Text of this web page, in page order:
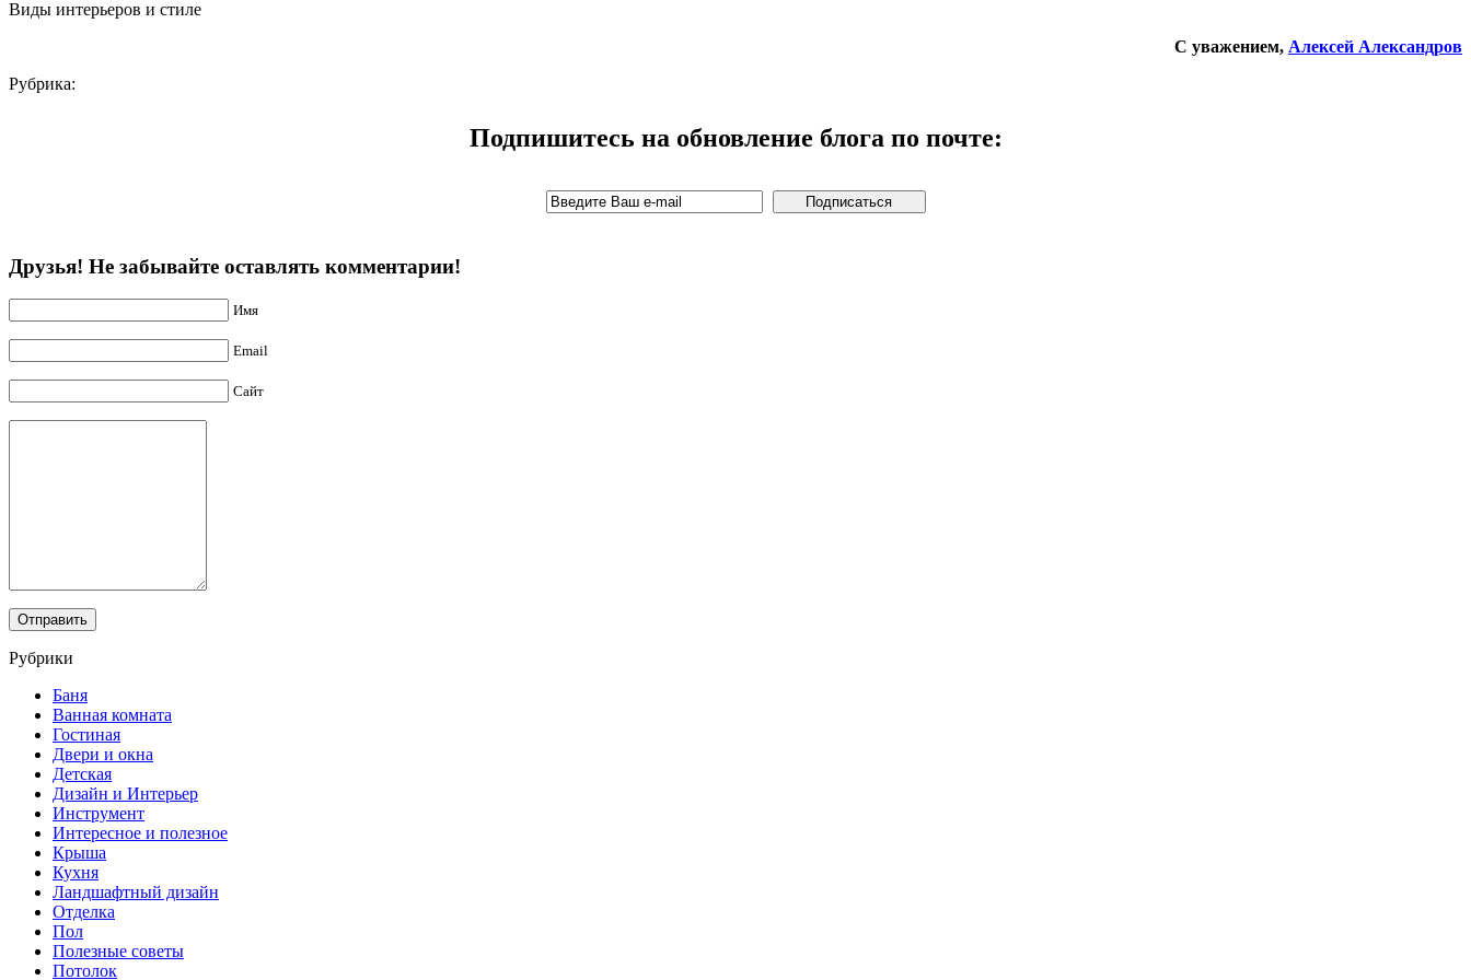
Виды интерьеров и стиле
С уважением, Алексей Александров
Рубрика:
Подпишитесь на обновление блога по почте:
Друзья! Не забывайте оставлять комментарии!
Имя
Email
Сайт
Рубрики
Баня
Ванная комната
Гостиная
Двери и окна
Детская
Дизайн и Интерьер
Инструмент
Интересное и полезное
Крыша
Кухня
Ландшафтный дизайн
Отделка
Пол
Полезные советы
Потолок